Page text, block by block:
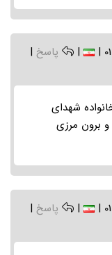
|
| پاسخ |
شهدای
برون مرزی
|
| پاسخ |